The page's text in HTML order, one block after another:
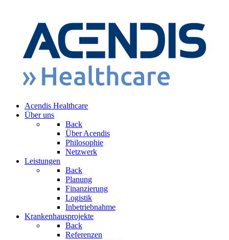
Acendis Healthcare
Über uns
Back
Über Acendis
Philosophie
Netzwerk
Leistungen
Back
Planung
Finanzierung
Logistik
Inbetriebnahme
Krankenhausprojekte
Back
Referenzen